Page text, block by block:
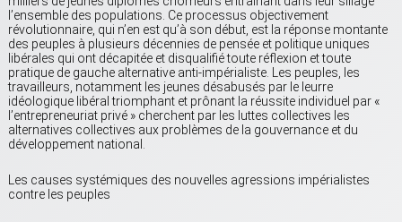
l’ensemble des populations. Ce processus objectivement
révolutionnaire, qui n’en est qu’à son début, est la réponse montante
des peuples à plusieurs décennies de pensée et politique uniques
libérales qui ont décapitée et disqualifié toute réflexion et toute
pratique de gauche alternative anti-impérialiste. Les peuples, les
travailleurs, notamment les jeunes désabusés par le leurre
idéologique libéral triomphant et prônant la réussite individuel par «
l’entrepreneuriat privé » cherchent par les luttes collectives les
alternatives collectives aux problèmes de la gouvernance et du
développement national.
Les causes systémiques des nouvelles agressions impérialistes
contre les peuples